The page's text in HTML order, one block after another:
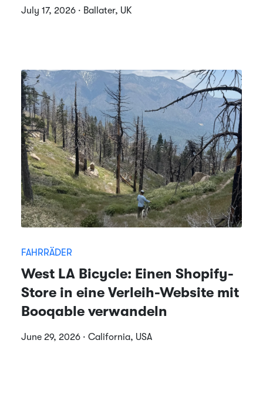
July 17, 2026 · Ballater, UK
FAHRRÄDER
West LA Bicycle: Einen Shopify-
Store in eine Verleih-Website mit
Booqable verwandeln
June 29, 2026 · California, USA